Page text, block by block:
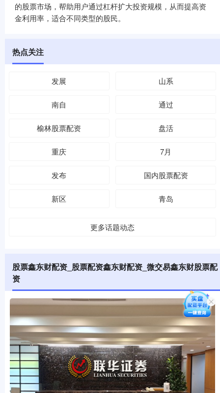
的股票市场，帮助用户通过杠杆扩大投资规模，从而提高资
金利用率，适合不同类型的股民。
热点关注
发展 山系
南自 通过
榆林股票配资 盘活
重庆 7月
发布 国内股票配资
新区 青岛
更多话题动态
股票鑫东财配资_股票配资鑫东财配资_微交易鑫东财股票配
资